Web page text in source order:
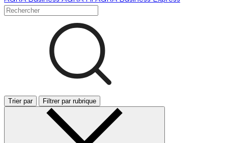
Trier par Filtrer par rubrique